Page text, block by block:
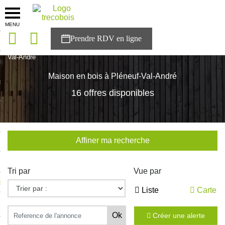
MENU
solutions
Trecobois
à NESTOR
Val-André
Maison en bois à Pléneuf-Val-André
16 offres disponibles
Affiner ma recherche
Tri par Vue par
Liste Carte
Créer une alerte